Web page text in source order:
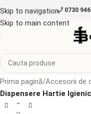
Skip to navigation
Skip to main content
0730 946
Prima pagină Accesorii de
Dispensere Hartie